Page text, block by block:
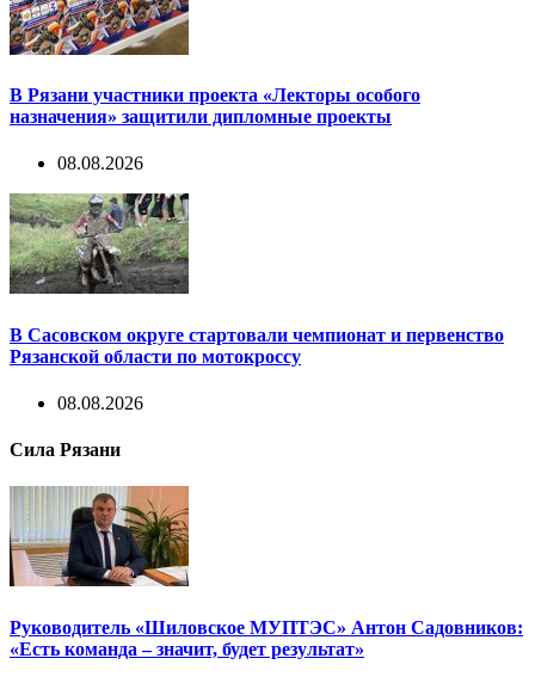
В Рязани участники проекта «Лекторы особого
назначения» защитили дипломные проекты
08.08.2026
В Сасовском округе стартовали чемпионат и первенство
Рязанской области по мотокроссу
08.08.2026
Сила Рязани
Руководитель «Шиловское МУПТЭС» Антон Садовников:
«Есть команда – значит, будет результат»